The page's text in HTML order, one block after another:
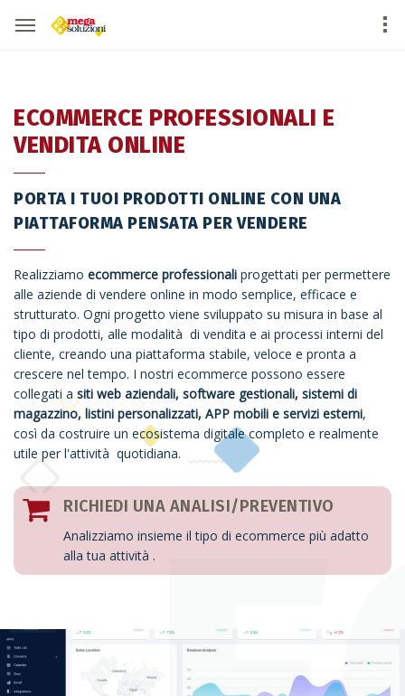
ECOMMERCE PROFESSIONALI E
VENDITA ONLINE
PORTA I TUOI PRODOTTI ONLINE CON UNA
PIATTAFORMA PENSATA PER VENDERE
Realizziamo ecommerce professionali progettati per permettere
alle aziende di vendere online in modo semplice, efficace e
strutturato. Ogni progetto viene sviluppato su misura in base al
tipo di prodotti, alle modalità di vendita e ai processi interni del
cliente, creando una piattaforma stabile, veloce e pronta a
crescere nel tempo. I nostri ecommerce possono essere
collegati asiti web aziendali, software gestionali, sistemi di
magazzino, listini personalizzati, APP mobili e servizi esterni,
così da costruire un ecosistema digitale completo e realmente
utile per l'attività quotidiana.
RICHIEDI UNA ANALISI/PREVENTIVO
Analizziamo insieme il tipo di ecommerce più adatto
alla tua attività .